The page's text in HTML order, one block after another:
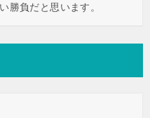
勝負だと思います。